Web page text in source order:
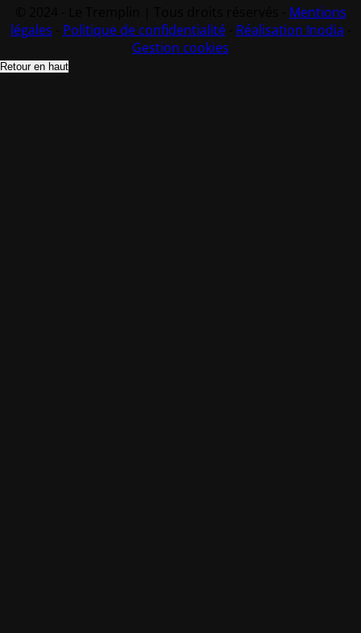
Mentions
légales
Politique de confidentialité- Réalisation Inodia
Gestion cookies
Retour en haut